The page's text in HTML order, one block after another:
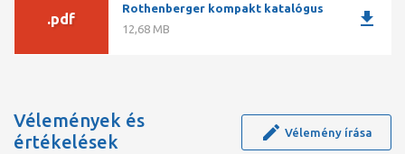
.pdf
Rothenberger kompakt katalógus
12,68 MB
download
Vélemények és
értékelések
Vélemény írása